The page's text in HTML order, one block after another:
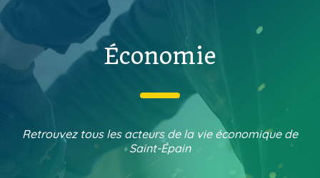
Économie
Retrouvez tous les acteurs de la vie économique de
Saint-Épain